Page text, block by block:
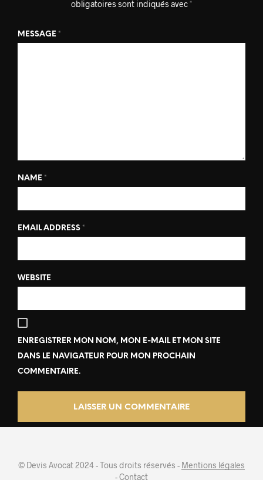
obligatoires sont indiqués avec *
MESSAGE *
NAME *
EMAIL ADDRESS *
WEBSITE
ENREGISTRER MON NOM, MON E-MAIL ET MON SITE
DANS LE NAVIGATEUR POUR MON PROCHAIN
COMMENTAIRE.
© Devis Avocat 2024 - Tous droits réservés - Mentions légales
-Contact